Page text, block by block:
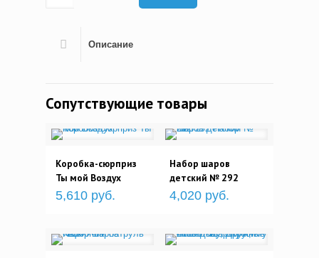
Описание
Сопутствующие товары
Коробка-сюрприз
Ты мой Воздух
5,610 руб.
Набор шаров
детский № 292
4,020 руб.